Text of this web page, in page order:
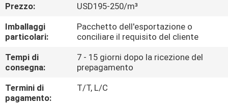
DI
QUALITÀ
CONTATTICI
BLOG
Prezzo:
USD195-250/m³
Imballaggi
particolari:
Pacchetto dell'esportazione o
conciliare il requisito del cliente
Tempi di
consegna:
7 - 15 giorni dopo la ricezione del
prepagamento
Termini di
pagamento:
T/T, L/C